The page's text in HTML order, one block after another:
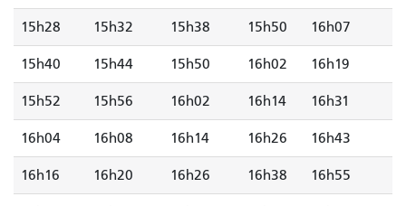
15h28 15h32 15h38 15h50 16h07
15h40 15h44 15h50 16h02 16h19
15h52 15h56 16h02 16h14 16h31
16h04 16h08 16h14 16h26 16h43
16h16 16h20 16h26 16h38 16h55